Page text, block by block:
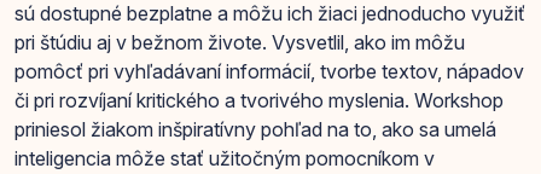
sú dostupné bezplatne a môžu ich žiaci jednoducho využiť
pri štúdiu aj v bežnom živote. Vysvetlil, ako im môžu
pomôcť pri vyhľadávaní informácií, tvorbe textov, nápadov
či pri rozvíjaní kritického a tvorivého myslenia. Workshop
priniesol žiakom inšpiratívny pohľad na to, ako sa umelá
inteligencia môže stať užitočným pomocníkom v